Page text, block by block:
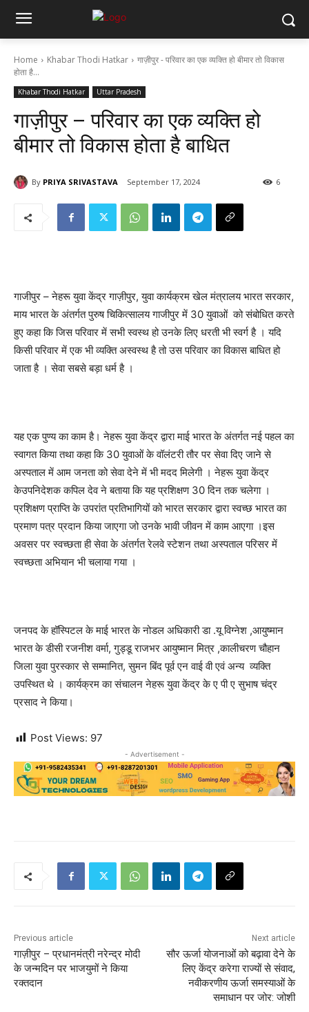
Home Khabar Thodi Hatkar
गाज़ीपुर - परिवार का एक व्यक्ति हो बीमार तो विकास
होता है...
Khabar Thodi Hatkar Uttar Pradesh
गाज़ीपुर – परिवार का एक व्यक्ति हो
बीमार तो विकास होता है बाधित
By PRIYA SRIVASTAVA September 17, 2024 6
गाजीपुर – नेहरू युवा केंद्र गाज़ीपुर, युवा कार्यक्रम खेल मंत्रालय भारत सरकार,
माय भारत के अंतर्गत पुरुष चिकित्सालय गाजीपुर में 30 युवाओं को संबोधित करते
हुए कहा कि जिस परिवार में सभी स्वस्थ हो उनके लिए धरती भी स्वर्ग है । यदि
किसी परिवार में एक भी व्यक्ति अस्वस्थ है तो उस परिवार का विकास बाधित हो
जाता है । सेवा सबसे बड़ा धर्म है ।
यह एक पुण्य का काम है। नेहरू युवा केंद्र द्वारा माई भारत के अंतर्गत नई पहल का
स्वागत किया तथा कहा कि 30 युवाओं के वॉलंटरी तौर पर सेवा दिए जाने से
अस्पताल में आम जनता को सेवा देने में भी मदद मिलेगी । नेहरू युवा केंद्र
केउपनिदेशक कपिल देव ने बताया कि यह प्रशिक्षण 30 दिन तक चलेगा ।
प्रशिक्षण प्राप्ति के उपरांत प्रतिभागियों को भारत सरकार द्वारा स्वच्छ भारत का
प्रमाण पत्र प्रदान किया जाएगा जो उनके भावी जीवन में काम आएगा ।इस
अवसर पर स्वच्छता ही सेवा के अंतर्गत रेलवे स्टेशन तथा अस्पताल परिसर में
स्वच्छता अभियान भी चलाया गया ।
जनपद के हॉस्पिटल के माई भारत के नोडल अधिकारी डा .यू विग्नेश ,आयुष्मान
भारत के डीसी रजनीश वर्मा, गुड्डू राजभर आयुष्मान मित्र ,कालीचरण चौहान
जिला युवा पुरस्कार से सम्मानित, सुमन बिंद पूर्व एन वाई वी एवं अन्य व्यक्ति
उपस्थित थे । कार्यक्रम का संचालन नेहरू युवा केंद्र के ए पी ए सुभाष चंद्र
प्रसाद ने किया।
Post Views: 97
- Advertisement -
Previous article
गाज़ीपुर – प्रधानमंत्री नरेन्द्र मोदी
के जन्मदिन पर भाजयुमों ने किया
रक्तदान
Next article
सौर ऊर्जा योजनाओं को बढ़ावा देने के
लिए केंद्र करेगा राज्यों से संवाद,
नवीकरणीय ऊर्जा समस्याओं के
समाधान पर जोर: जोशी